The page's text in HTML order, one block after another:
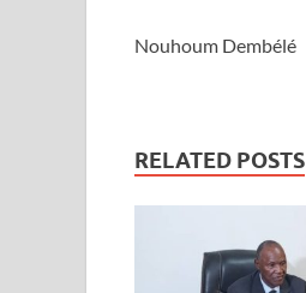
Nouhoum Dembélé
RELATED POSTS